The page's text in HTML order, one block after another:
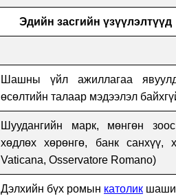
Эдийн засгийн үзүүлэлтүүд
Шашны үйл ажиллагаа
өсөлтийн талаар мэдээлэл
Шуудангийн марк, мөнгөн
хөдлөх хөрөнгө, банк санхүү,
Vaticana, Osservatore Romano)
Дэлхийн бүх ромын католик